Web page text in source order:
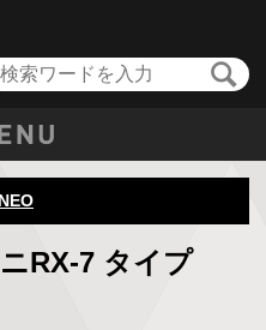
RX-7 タイプ